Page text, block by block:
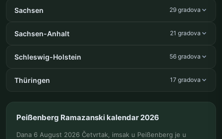
Sachsen 29 gradova
Sachsen-Anhalt 21 gradova
Schleswig-Holstein 56 gradova
Thüringen 17 gradova
Peißenberg Ramazanski kalendar 2026
Dana 6 August 2026 Četvrtak, imsak u Peißenberg je u